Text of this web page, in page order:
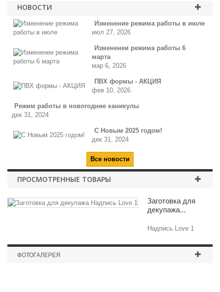
НОВОСТИ
Изменение режима работы в июле
июл 27, 2026
Измененеи режима работы 6
марта
мар 6, 2026
ПВХ формы - АКЦИЯ
фев 10, 2026
Режим работы в новогодние каникулы
дек 31, 2024
С Новым 2025 годом!
дек 31, 2024
Все новости
ПРОСМОТРЕННЫЕ ТОВАРЫ
Заготовка для
декупажа...
Надпись Love 1
ФОТОГАЛЕРЕЯ